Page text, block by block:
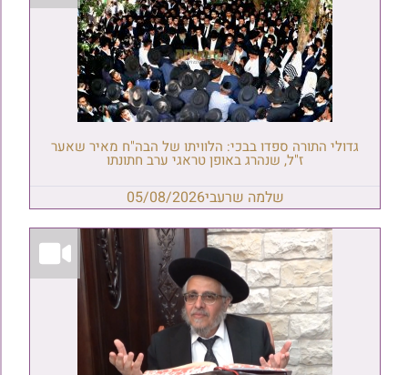
גדולי התורה ספדו בבכי: הלוויתו של הבה"ח מאיר שאער
ז"ל, שנהרג באופן טראגי ערב חתונתו
שלמה שרעבי05/08/2026